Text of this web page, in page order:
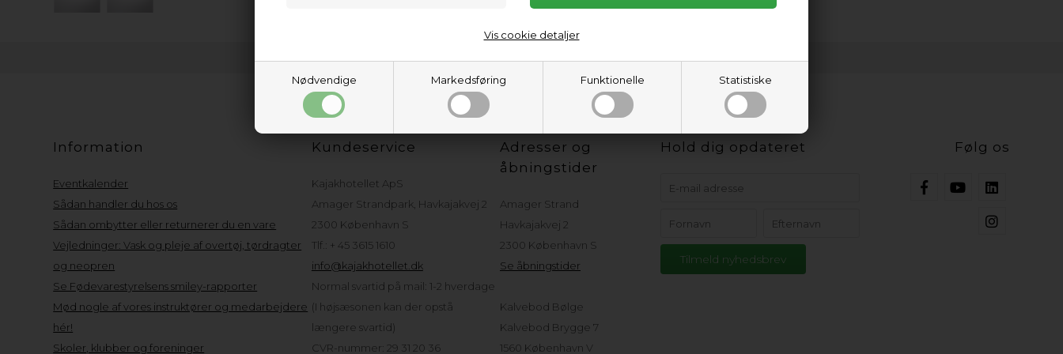
Nødvendige Markedsføring Funktionelle Statistiske
Vis cookie detaljer
Information
Eventkalender
Sådan handler du hos os
Sådan ombytter eller returnerer du en vare
Vejledninger: Vask og pleje af overtøj, tørdragter
og neopren
Se Fødevarestyrelsens smiley-rapporter
Mød nogle af vores instruktører og medarbejdere
hér!
Skoler, klubber og foreninger
Kundeservice
Kajakhotellet ApS
Amager Strandpark, Havkajakvej 2
2300 København S
Tlf.: + 45 3615 1610
info@kajakhotellet.dk
Normal svartid på mail: 1-2 hverdage
(I højsæsonen kan der opstå
længere svartid)
CVR-nummer: 29 31 20 36
Adresser og
åbningstider
Amager Strand
Havkajakvej 2
2300 København S
Se åbningstider
Kalvebod Bølge
Kalvebod Brygge 7
1560 København V
Hold dig opdateret Følg os